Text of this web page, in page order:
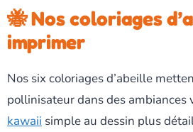
🐝 Nos coloriages
imprimer
Nos six coloriages d’abeille
pollinisateur dans des ambiances
kawaii simple au dessin plus